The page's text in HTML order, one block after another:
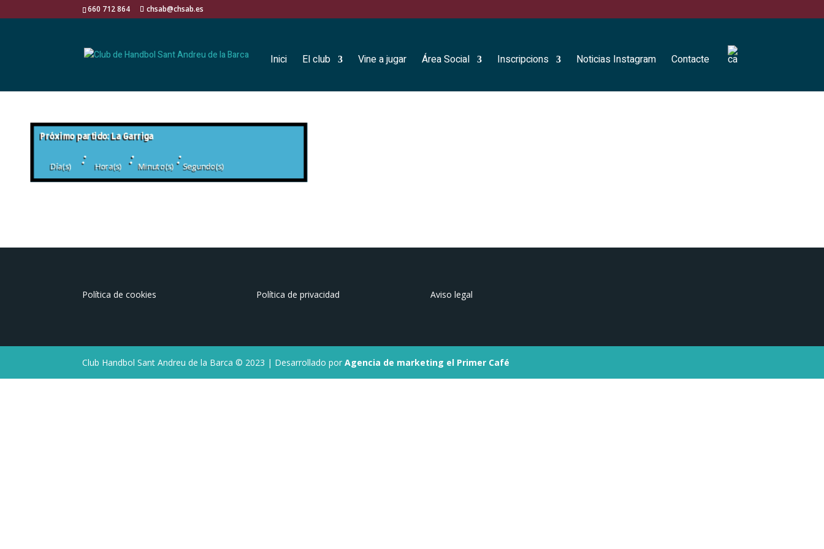
660 712 864 chsab@chsab.es
Inici El club Vine a jugar Área Social Inscripcions Noticias Instagram Contacte
Próximo partido: La Garriga
Día(s) : Hora(s) : Minuto(s) :Segundo(s)
Política de cookies Política de privacidad Aviso legal
Club Handbol Sant Andreu de la Barca © 2023 | Desarrollado porAgencia de marketing el Primer Café